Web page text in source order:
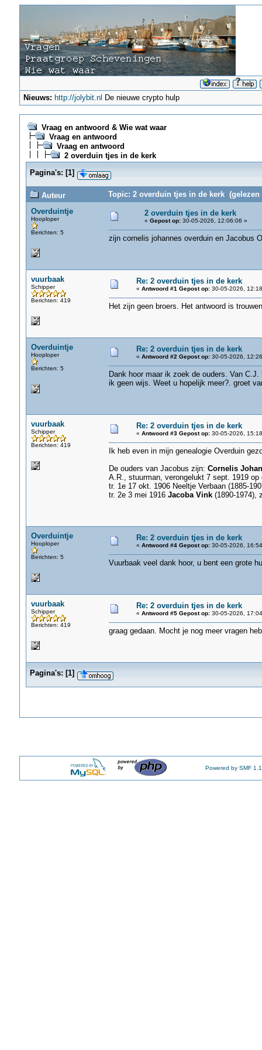
Nieuws: http://jolybit.nl De nieuwe crypto hulp
Vraag en antwoord & Wie wat waar
Vraag en antwoord
Vraag en antwoord
2 overduin tjes in de kerk
Pagina's: [1]
Auteur
Topic: 2 overduin tjes in de kerk (gelezen
Overduintje
Hooploper
Berichten: 5
2 overduin tjes in de kerk
« Gepost op:30-05-2026, 12:06:06 »
zijn cornelis johannes overduin en Jacobus
vuurbaak
Schipper
Berichten: 419
Re: 2 overduin tjes in de kerk
« Antwoord #1 Gepost op:30-05-2026,
Het zijn geen broers. Het antwoord is
Overduintje
Hooploper
Berichten: 5
Re: 2 overduin tjes in de kerk
« Antwoord #2 Gepost op:30-05-2026,
Dank hoor maar ik zoek de ouders. Van
ik geen wijs. Weet u hopelijk meer?. groet
vuurbaak
Schipper
Berichten: 419
Re: 2 overduin tjes in de kerk
« Antwoord #3 Gepost op:30-05-2026,
Ik heb even in mijn genealogie Overduin
De ouders van Jacobus zijn: Cornelis
A.R., stuurman, verongelukt 7 sept. 1919
tr. 1e 17 okt. 1906 Neeltje Verbaan (1885-
tr. 2e 3 mei 1916 Jacoba Vink (1890-1974),
Overduintje
Hooploper
Berichten: 5
Re: 2 overduin tjes in de kerk
« Antwoord #4 Gepost op:30-05-2026,
Vuurbaak veel dank hoor, u bent een grote
vuurbaak
Schipper
Berichten: 419
Re: 2 overduin tjes in de kerk
« Antwoord #5 Gepost op:30-05-2026,
graag gedaan. Mocht je nog meer vragen
Pagina's: [1]
Powered by SMF